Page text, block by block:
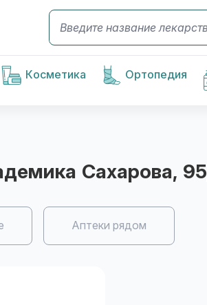
Косметика Ортопедия
Сахарова, 95
Аптеки рядом